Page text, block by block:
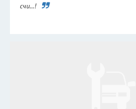
счи...!